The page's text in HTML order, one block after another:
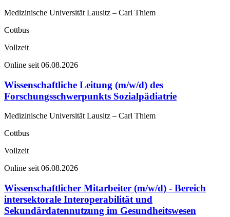
Medizinische Universität Lausitz – Carl Thiem
Cottbus
Vollzeit
Online seit 06.08.2026
Wissenschaftliche Leitung (m/w/d) des
Forschungsschwerpunkts Sozialpädiatrie
Medizinische Universität Lausitz – Carl Thiem
Cottbus
Vollzeit
Online seit 06.08.2026
Wissenschaftlicher Mitarbeiter (m/w/d) - Bereich
intersektorale Interoperabilität und
Sekundärdatennutzung im Gesundheitswesen